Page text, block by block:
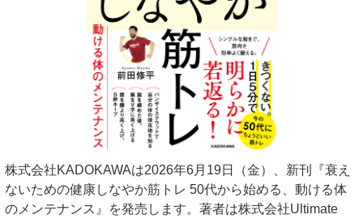
株式会社KADOKAWAは2026年6月19日（金）、新刊『衰え
ないための健康しなやか筋トレ 50代から始める、動ける体
のメンテナンス』を発売します。著者は株式会社Ultimate